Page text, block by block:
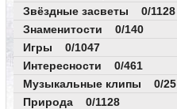
Звёздные засветы 0/1128
Знаменитости 0/140
Игры 0/1047
Интересности 0/461
Музыкальные клипы 0/25
Природа 0/1128